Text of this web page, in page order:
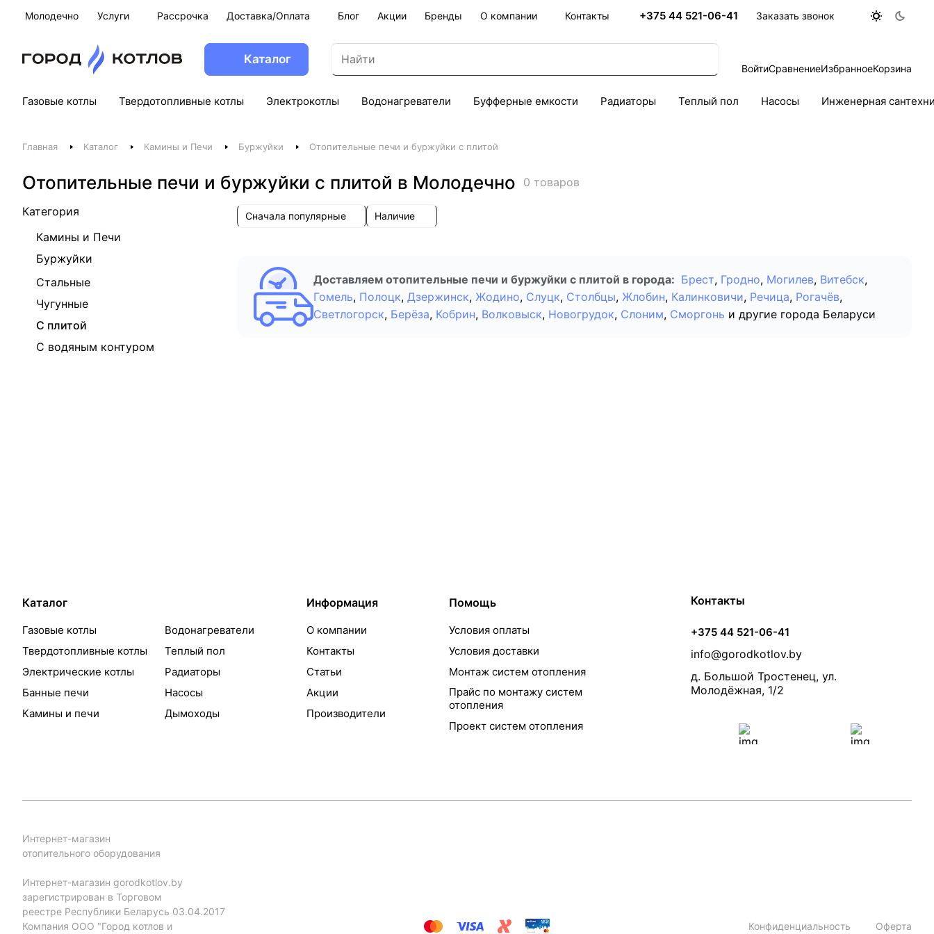
Молодечно Услуги Рассрочка Доставка/Оплата Блог Акции Бренды О компании Контакты +375 44 521-06-41 Заказать звонок
Каталог
ВойтиСравнениеИзбранноеКорзина
Газовые котлы Твердотопливные котлы Электрокотлы Водонагреватели Буфферные емкости Радиаторы Теплый пол Насосы Инженерная
Главная Каталог Камины и Печи Буржуйки Отопительные печи и буржуйки с плитой
Отопительные печи и буржуйки с плитой в Молодечно 0 товаров
Категория
Камины и Печи
Буржуйки
Стальные
Чугунные
С плитой
С водяным контуром
Сначала популярные Наличие
Доставляем отопительные печи и буржуйки с плитой в города: Брест, Гродно, Могилев, Витебск,
Гомель, Полоцк, Дзержинск, Жодино, Слуцк, Столбцы, Жлобин, Калинковичи, Речица, Рогачёв,
Светлогорск, Берёза, Кобрин, Волковыск, Новогрудок, Слоним, Сморгонь и другие города Беларуси
Каталог
Газовые котлы
Твердотопливные котлы
Электрические котлы
Банные печи
Камины и печи
Водонагреватели
Теплый пол
Радиаторы
Насосы
Дымоходы
Информация
О компании
Контакты
Статьи
Акции
Производители
Помощь
Условия оплаты
Условия доставки
Монтаж систем отопления
Прайс по монтажу систем
отопления
Проект систем отопления
Контакты
+375 44 521-06-41
info@gorodkotlov.by
д. Большой Тростенец, ул.
Молодёжная, 1/2
Интернет-магазин
отопительного оборудования
Интернет-магазин gorodkotlov.by
зарегистрирован в Торговом
реестре Республики Беларусь 03.04.2017
Компания ООО "Город котлов и
Конфиденциальность Оферта